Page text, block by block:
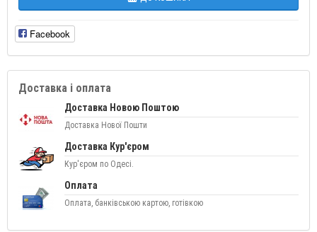
Facebook
Доставка і оплата
Доставка Новою Поштою
Доставка Нової Пошти
Доставка Кур'єром
Кур'єром по Одесі.
Оплата
Оплата, банківською картою, готівкою